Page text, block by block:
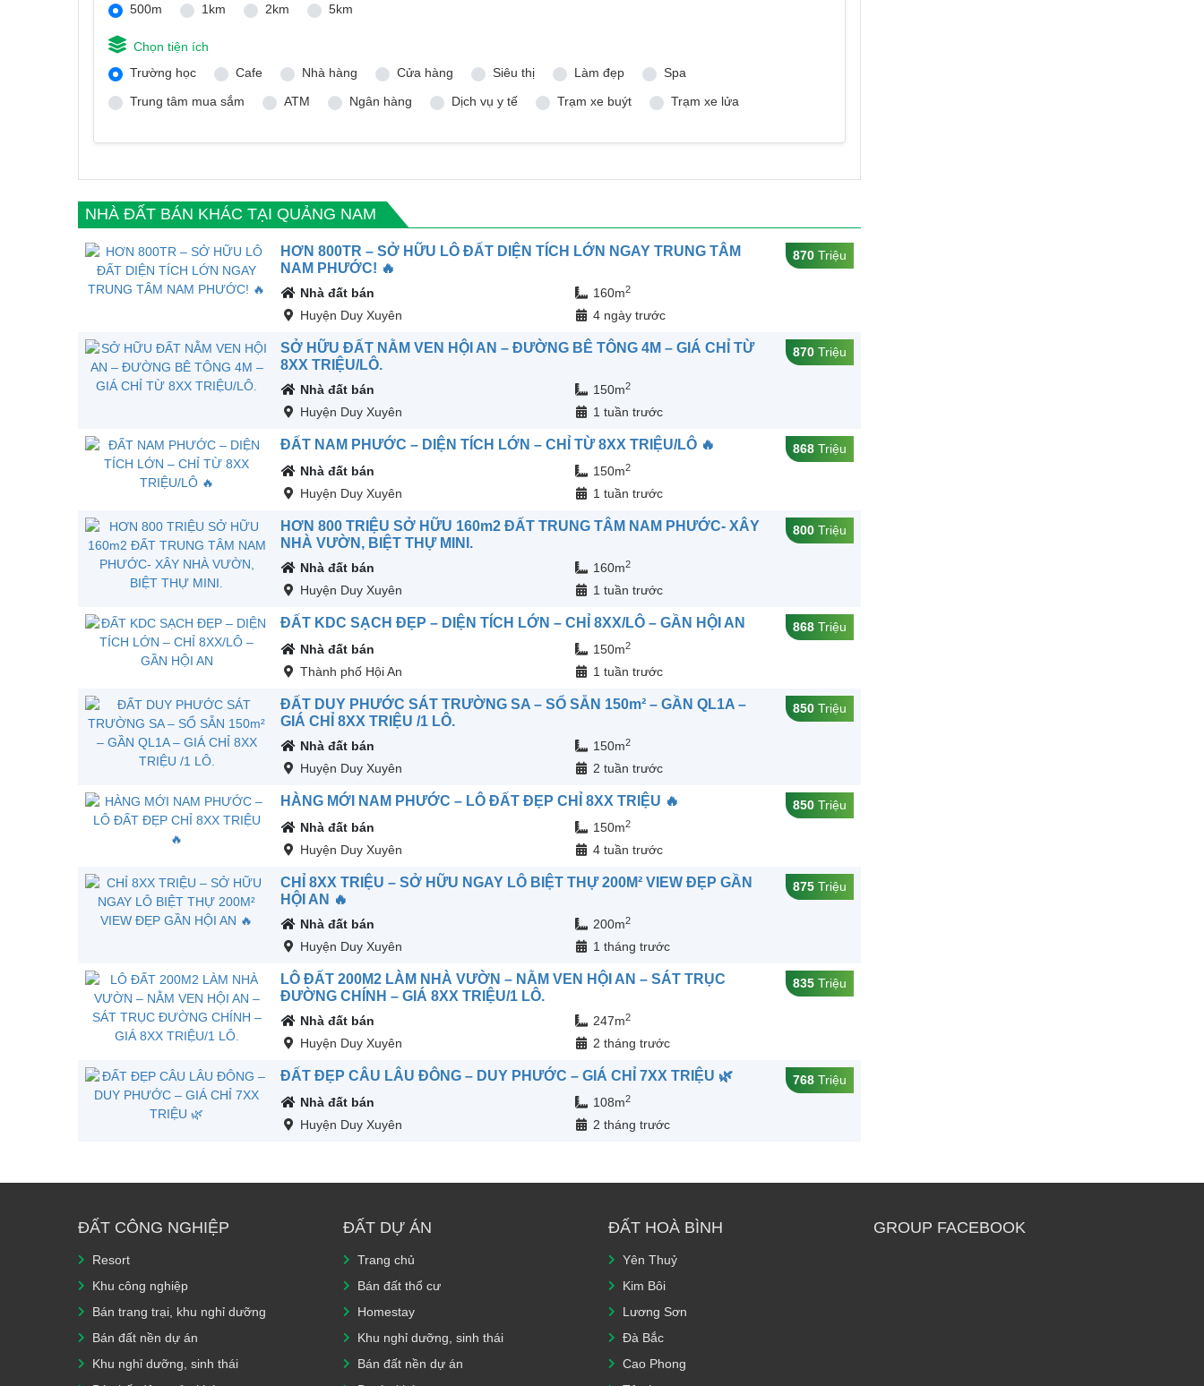
500m
1km 2km 5km
Chọn tiện ích
Trường học
Cafe Nhà hàng Cửa hàng Siêu thị Làm đẹp
Spa
Trung tâm mua sắm
ATM Ngân hàng Dịch vụ y tế Trạm xe buýt Trạm xe lửa
NHÀ ĐẤT BÁN KHÁC TẠI QUẢNG NAM
HƠN 800TR – SỞ HỮU LÔ ĐẤT DIỆN TÍCH LỚN NGAY TRUNG TÂM
NAM PHƯỚC! 🔥
870 Triệu
Nhà đất bán 160m2
Huyện Duy Xuyên 4 ngày trước
SỞ HỮU ĐẤT NẰM VEN HỘI AN – ĐƯỜNG BÊ TÔNG 4M – GIÁ CHỈ TỪ
8XX TRIỆU/LÔ.
870 Triệu
Nhà đất bán 150m2
Huyện Duy Xuyên 1 tuần trước
ĐẤT NAM PHƯỚC – DIỆN TÍCH LỚN – CHỈ TỪ 8XX TRIỆU/LÔ 🔥 868 Triệu
Nhà đất bán
150m2
Huyện Duy Xuyên 1 tuần trước
HƠN 800 TRIỆU SỞ HỮU 160m2 ĐẤT TRUNG TÂM NAM PHƯỚC- XÂY
NHÀ VƯỜN, BIỆT THỰ MINI.
800 Triệu
Nhà đất bán 160m2
Huyện Duy Xuyên 1 tuần trước
ĐẤT KDC SẠCH ĐẸP – DIỆN TÍCH LỚN – CHỈ 8XX/LÔ – GẦN HỘI AN 868 Triệu
Nhà đất bán
150m2
Thành phố Hội An 1 tuần trước
ĐẤT DUY PHƯỚC SÁT TRƯỜNG SA – SỔ SẴN 150m² – GẦN QL1A –
GIÁ CHỈ 8XX TRIỆU /1 LÔ.
850 Triệu
Nhà đất bán 150m2
Huyện Duy Xuyên 2 tuần trước
HÀNG MỚI NAM PHƯỚC – LÔ ĐẤT ĐẸP CHỈ 8XX TRIỆU 🔥 850 Triệu
Nhà đất bán
150m2
Huyện Duy Xuyên 4 tuần trước
CHỈ 8XX TRIỆU – SỞ HỮU NGAY LÔ BIỆT THỰ 200M² VIEW ĐẸP GẦN
HỘI AN 🔥
875 Triệu
Nhà đất bán 200m2
Huyện Duy Xuyên 1 tháng trước
LÔ ĐẤT 200M2 LÀM NHÀ VƯỜN – NẰM VEN HỘI AN – SÁT TRỤC
ĐƯỜNG CHÍNH – GIÁ 8XX TRIỆU/1 LÔ.
835 Triệu
Nhà đất bán 247m2
Huyện Duy Xuyên 2 tháng trước
ĐẤT ĐẸP CÂU LÂU ĐÔNG – DUY PHƯỚC – GIÁ CHỈ 7XX TRIỆU 🌿 768 Triệu
Nhà đất bán
108m2
Huyện Duy Xuyên 2 tháng trước
ĐẤT CÔNG NGHIỆP
Resort
Khu công nghiệp
Bán trang trại, khu nghỉ dưỡng
Bán đất nền dự án
Khu nghỉ dưỡng, sinh thái
ĐẤT DỰ ÁN
Trang chủ
Bán đất thổ cư
Homestay
Khu nghỉ dưỡng, sinh thái
Bán đất nền dự án
ĐẤT HOÀ BÌNH
Yên Thuỷ
Kim Bôi
Lương Sơn
Đà Bắc
Cao Phong
GROUP FACEBOOK